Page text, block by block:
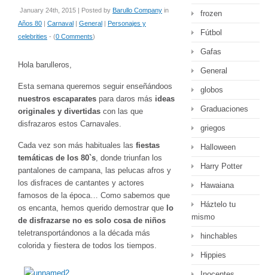
January 24th, 2015 | Posted by Barullo Company in
Años 80 | Carnaval | General | Personajes y
celebrities - (0 Comments)
Hola barulleros,
Esta semana queremos seguir enseñándoos
nuestros escaparates para daros más ideas
originales y divertidas con las que
disfrazaros estos Carnavales.
Cada vez son más habituales las fiestas
temáticas de los 80`s, donde triunfan los
pantalones de campana, las pelucas afros y
los disfraces de cantantes y actores
famosos de la época… Como sabemos que
os encanta, hemos querido demostrar que lo
de disfrazarse no es solo cosa de niños
teletransportándonos a la década más
colorida y fiestera de todos los tiempos.
frozen
Fútbol
Gafas
General
globos
Graduaciones
griegos
Halloween
Harry Potter
Hawaiana
Háztelo tu
mismo
hinchables
Hippies